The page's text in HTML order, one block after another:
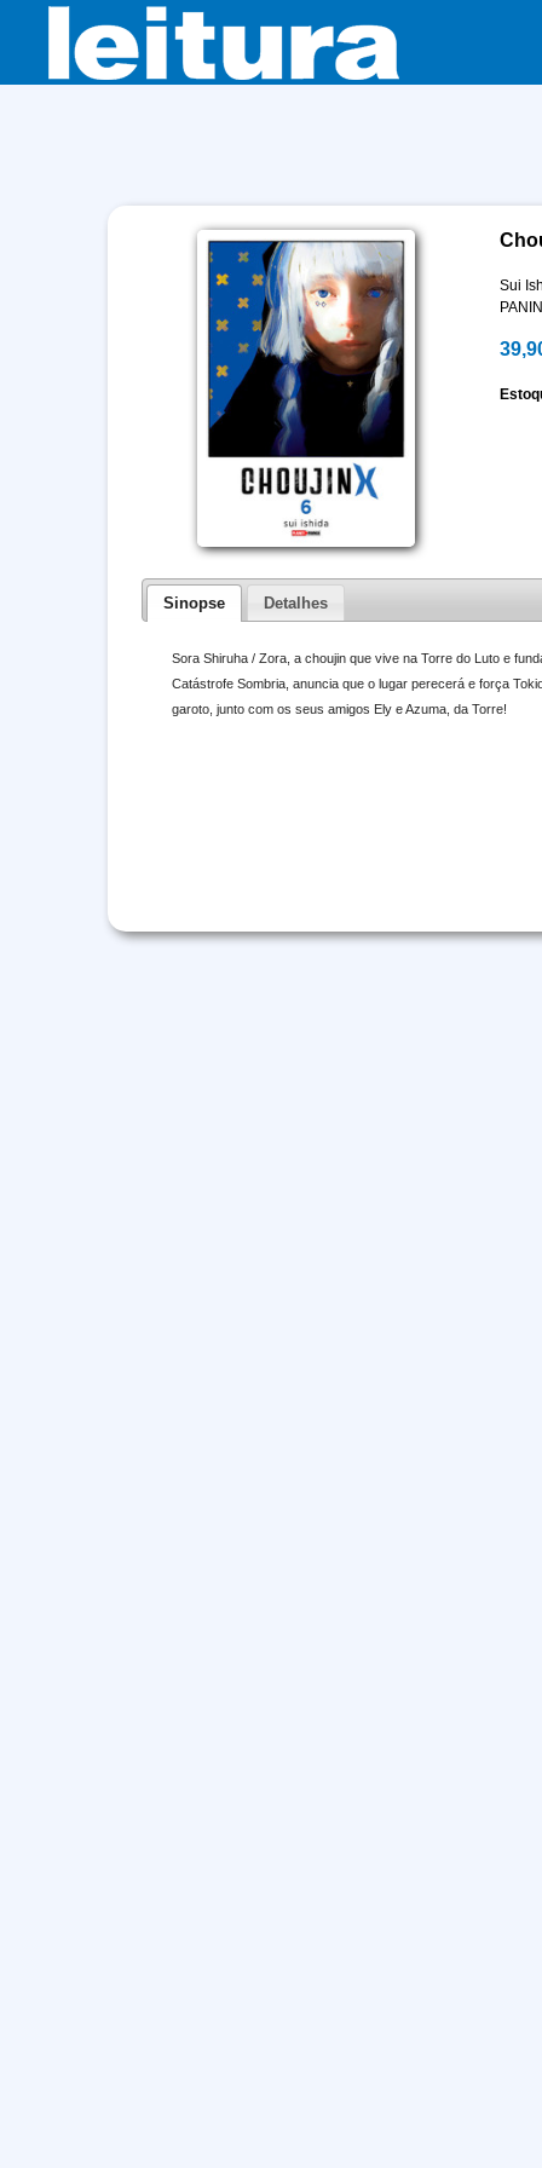
Sui
Sinopse Detalhes
Sora Shiruha / Zora, a choujin que vive na Torre do Luto e
Catástrofe Sombria, anuncia que o lugar perecerá e força
garoto, junto com os seus amigos Ely e Azuma, da Torre!